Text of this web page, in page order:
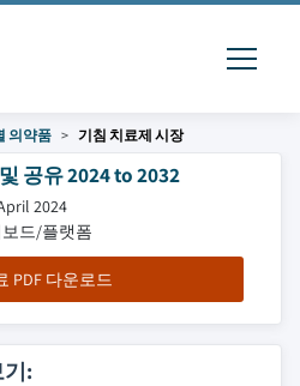
의약품 기침 치료제 시장
공유 2024 to 2032
2024
드/플랫폼
PDF 다운로드
: